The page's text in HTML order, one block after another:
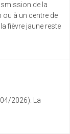
de la
ou à un centre de
fièvre jaune reste
2026). La